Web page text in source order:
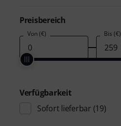
Preisbereich
Von (€) Bis (€)
Verfügbarkeit
Sofort lieferbar (19)